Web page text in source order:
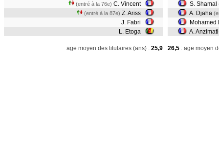
(entré à la 76e) C. Vincent
(entré à la 87e) Z. Ariss
J. Fabri
L. Etoga
S. Shamal
A. Djaha
Mohamed
A.
age moyen des titulaires (ans) : 25,9 26,5 : age moyen